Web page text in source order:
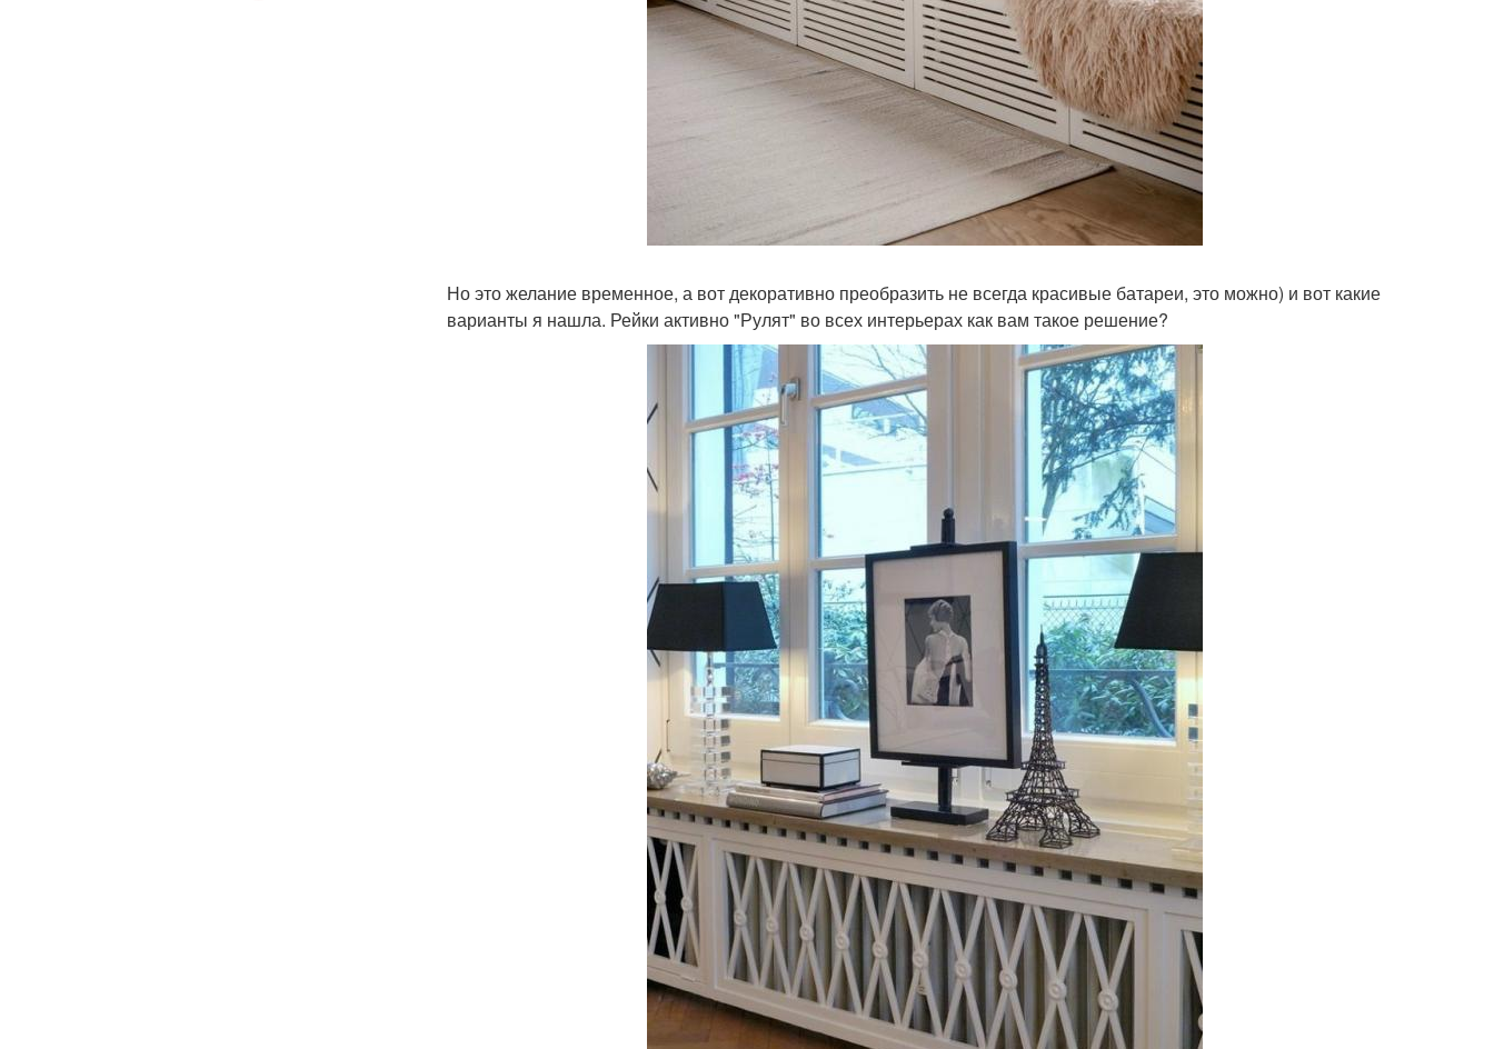
Но это желание временное, а вот декоративно преобразить не всегда красивые батареи, это можно) и вот какие
варианты я нашла. Рейки активно "Рулят" во всех интерьерах как вам такое решение?